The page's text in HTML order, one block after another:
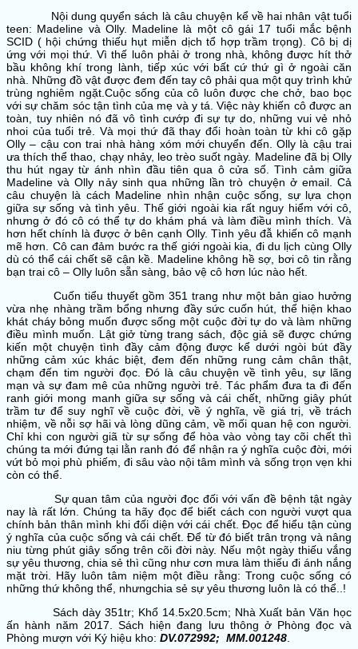
Nội dung quyển sách là câu chuyện kể về hai nhân vật tuổi
teen: Madeline và Olly. Madeline là một cô gái 17 tuổi mắc bệnh
SCID ( hội chứng thiếu hụt miễn dịch tổ hợp trầm trọng). Cô bị dị
ứng với mọi thứ. Vì thế luôn phải ở trong nhà, không được hít thở
bầu không khí trong lành, tiếp xúc với bất cứ thứ gì ở ngoài căn
nhà. Những đồ vật được đem đến tay cô phải qua một quy trình khử
trùng nghiêm ngặt.Cuộc sống của cô luôn được che chở, bao bọc
với sự chăm sóc tận tình của mẹ và y tá. Việc này khiến cô được an
toàn, tuy nhiên nó đã vô tình cướp đi sự tự do, những vui vẻ nhỏ
nhoi của tuổi trẻ. Và mọi thứ đã thay đổi hoàn toàn từ khi cô gặp
Olly – cậu con trai nhà hàng xóm mới chuyển đến. Olly là cậu trai
ưa thích thể thao, chạy nhảy, leo trèo suốt ngày. Madeline đã bị Olly
thu hút ngay từ ánh nhìn đầu tiên qua ô cửa sổ. Tình cảm giữa
Madeline và Olly nảy sinh qua những lần trò chuyện ở email. Cả
câu chuyện là cách Madeline nhìn nhận cuộc sống, sự lựa chọn
giữa sự sống và tình yêu. Thế giới ngoài kia rất nguy hiểm với cô,
nhưng ở đó cô có thể tự do khám phá và làm điều mình thích. Và
hơn hết chính là được ở bên cạnh Olly. Tình yêu đẫ khiến cô mạnh
mẽ hơn. Cô can đảm bước ra thế giới ngoài kia, đi du lịch cùng Olly
dù có thể cái chết sẽ cận kề. Madeline không hề sợ, bơi cô tin rằng
bạn trai cô – Olly luôn sẵn sàng, bảo vệ cô hơn lúc nào hết.
Cuốn tiểu thuyết gồm 351 trang như một bản giao hưởng
vừa nhẹ nhàng trầm bổng nhưng đầy sức cuốn hút, thể hiện khao
khát cháy bỏng muốn được sống một cuộc đời tự do và làm những
điều mình muốn. Lật giở từng trang sách, độc giả sẽ được chứng
kiến một chuyện tình đầy cảm động được kể dưới ngòi bút đầy
những cảm xúc khác biệt, đem đến những rung cảm chân thật,
chạm đến tim người đọc. Đó là câu chuyện về tình yêu, sự lãng
mạn và sự đam mê của những người trẻ. Tác phẩm đưa ta đi đến
ranh giới mong manh giữa sự sống và cái chết, những giây phút
trầm tư để suy nghĩ về cuộc đời, về ý nghĩa, về giá trị, về trách
nhiệm, về nỗi sợ hãi và lòng dũng cảm, về mối quan hệ con người.
Chỉ khi con người giã từ sự sống để hòa vào vòng tay cõi chết thì
chúng ta mới đứng tại lằn ranh đó để nhận ra ý nghĩa cuộc đời, mới
vứt bỏ mọi phù phiếm, đi sâu vào nội tâm mình và sống trọn vẹn khi
còn có thể.
Sự quan tâm của người đọc đối với vấn đề bệnh tật ngày
nay là rất lớn. Chúng ta hãy đọc để biết cách con người vượt qua
chính bản thân mình khi đối diện với cái chết. Đọc để hiểu tận cùng
ý nghĩa của cuộc sống và cái chết. Để từ đó biết trân trọng và nâng
niu từng phút giây sống trên cõi đời này. Nếu một ngày thiếu vắng
sự yêu thương, chia sẻ thì cũng như cơn mưa làm thiếu đi ánh nắng
mặt trời. Hãy luôn tâm niệm một điều rằng: Trong cuộc sống có
những thứ không thể, nhưngchia sẻ sự yêu thương luôn là có thể..!
Sách dày 351tr; Khổ 14.5x20.5cm; Nhà Xuất bản Văn học
ấn hành năm 2017. Sách hiện đang lưu thông ở Phòng đọc và
Phòng mượn với Ký hiệu kho: DV.072992; MM.001248.